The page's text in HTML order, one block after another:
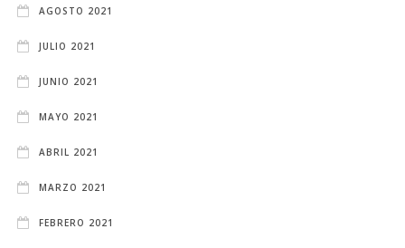
AGOSTO 2021
JULIO 2021
JUNIO 2021
MAYO 2021
ABRIL 2021
MARZO 2021
FEBRERO 2021